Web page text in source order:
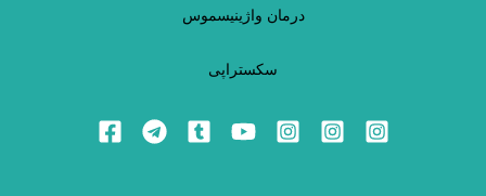
درمان واژینیسموس
سکستراپی